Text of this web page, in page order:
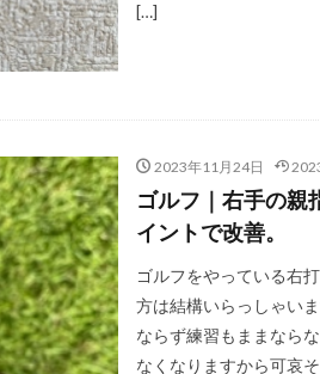
[…]
2023年11月24日
ゴルフ｜右手の親
イントで改善。
ゴルフをやっている右
方は結構いらっしゃい
ならず練習もままなら
なくなりますから可哀